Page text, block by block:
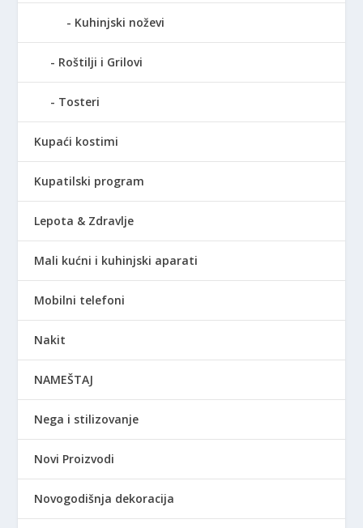
Kuhinjski noževi
Roštilji i Grilovi
Tosteri
Kupaći kostimi
Kupatilski program
Lepota & Zdravlje
Mali kućni i kuhinjski aparati
Mobilni telefoni
Nakit
NAMEŠTAJ
Nega i stilizovanje
Novi Proizvodi
Novogodišnja dekoracija